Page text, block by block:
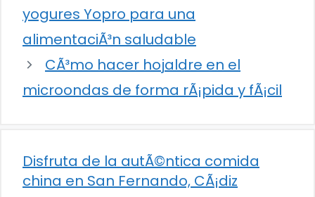
yogures Yopro para una
alimentaciÃ³n saludable
CÃ³mo hacer hojaldre en el
microondas de forma rÃ¡pida y fÃ¡cil
Disfruta de la autÃ©ntica comida
china en San Fernando, CÃ¡diz